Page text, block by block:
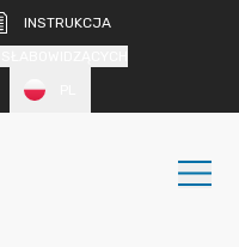
INSTRUKCJA